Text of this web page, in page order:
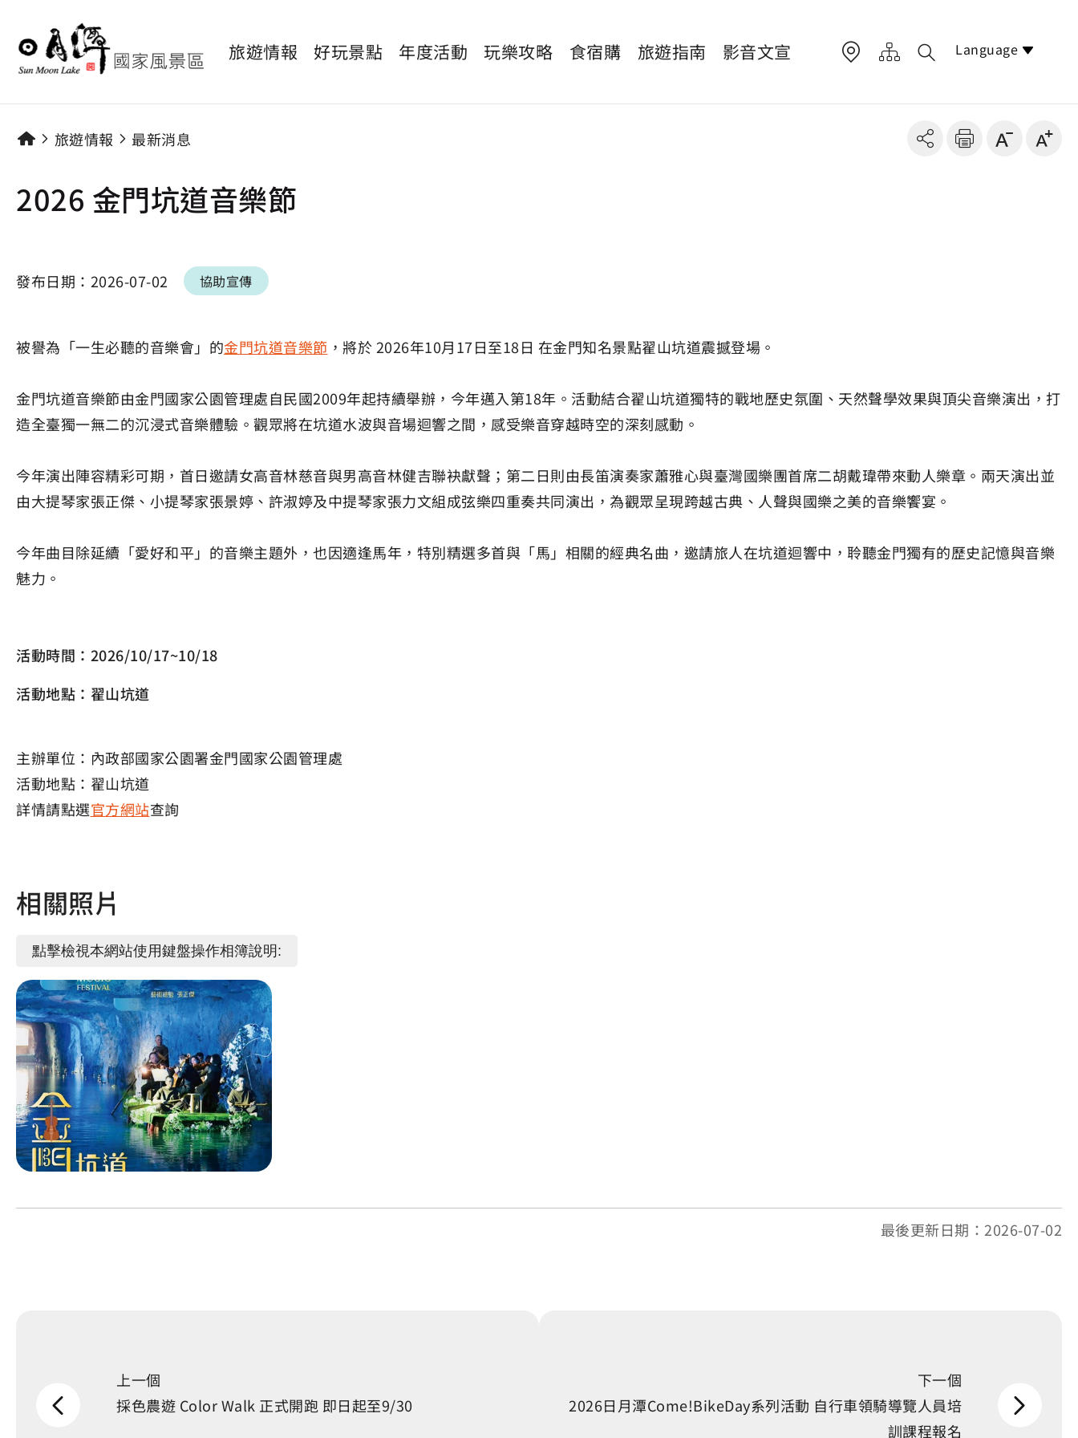
旅遊情報 好玩景點 年度活動 玩樂攻略 食宿購 旅遊指南 影音文宣 Language
旅遊情報 最新消息
2026 金門坑道音樂節
發布日期： 2026-07-02 協助宣傳
被譽為「一生必聽的音樂會」的金門坑道音樂節 ，將於 2026年10月17日至18日 在金門知名景點翟山坑道震撼登場。
金門坑道音樂節由金門國家公園管理處自民國2009年起持續舉辦，今年邁入第18年。活動結合翟山坑道獨特的戰地歷史氛圍、天然聲學效果與頂尖音樂演出，打
造全臺獨一無二的沉浸式音樂體驗。觀眾將在坑道水波與音場迴響之間，感受樂音穿越時空的深刻感動。
今年演出陣容精彩可期，首日邀請女高音林慈音與男高音林健吉聯袂獻聲；第二日則由長笛演奏家蕭雅心與臺灣國樂團首席二胡戴瑋帶來動人樂章。兩天演出並
由大提琴家張正傑、小提琴家張景婷、許淑婷及中提琴家張力文組成弦樂四重奏共同演出，為觀眾呈現跨越古典、人聲與國樂之美的音樂饗宴。
今年曲目除延續「愛好和平」的音樂主題外，也因適逢馬年，特別精選多首與「馬」相關的經典名曲，邀請旅人在坑道迴響中，聆聽金門獨有的歷史記憶與音樂
魅力。
活動時間：2026/10/17~10/18
活動地點：翟山坑道
主辦單位：內政部國家公園署金門國家公園管理處
活動地點：翟山坑道
詳情請點選官方網站查詢
相關照片
點擊檢視本網站使用鍵盤操作相簿說明:
最後更新日期：2026-07-02
上一個
採色農遊 Color Walk 正式開跑 即日起至9/30
下一個
2026日月潭Come!BikeDay系列活動 自行車領騎導覽人員培
訓課程報名